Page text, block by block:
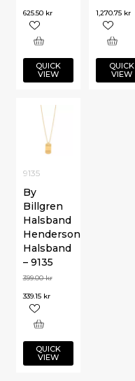
625.50 kr
QUICK
VIEW
1,270.75 kr
QUICK
VIEW
9135
By
Billgren
Halsband
Henderson
Halsband
– 9135
399.00kr
339.15 kr
QUICK
VIEW